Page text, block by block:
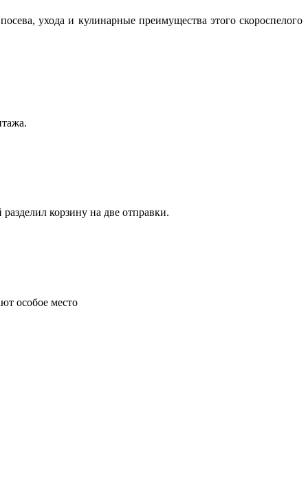
ухода и кулинарные преимущества этого скороспелого
корзину на две отправки.
особое место